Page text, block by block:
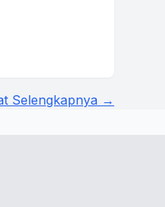
Selengkapnya →